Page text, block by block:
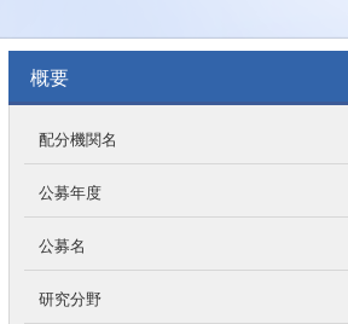
概要
配分機関名
公募年度
公募名
研究分野